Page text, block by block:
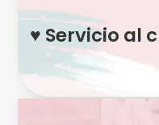
♥ Servicio al
Nos caracterizamos
brindando una atención